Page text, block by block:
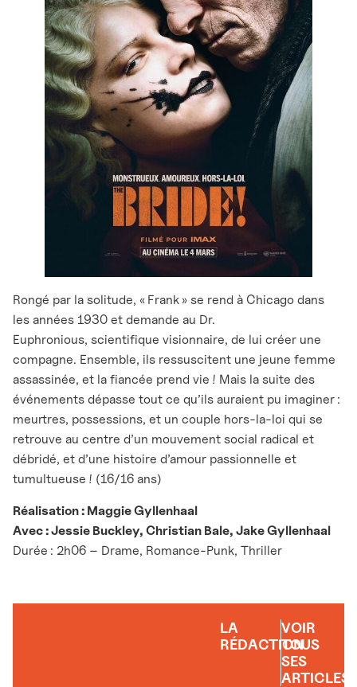
Rongé par la solitude, « Frank » se rend à Chicago dans
les années 1930 et demande au Dr.
Euphronious, scientifique visionnaire, de lui créer une
compagne. Ensemble, ils ressuscitent une jeune femme
assassinée, et la fiancée prend vie ! Mais la suite des
événements dépasse tout ce qu’ils auraient pu imaginer :
meurtres, possessions, et un couple hors-la-loi qui se
retrouve au centre d’un mouvement social radical et
débridé, et d’une histoire d’amour passionnelle et
tumultueuse ! (16/16 ans)
Réalisation : Maggie Gyllenhaal
Avec : Jessie Buckley, Christian Bale, Jake Gyllenhaal
Durée : 2h06 – Drame, Romance-Punk, Thriller
LA
RÉDACTION
VOIR
TOUS
SES
ARTICLES